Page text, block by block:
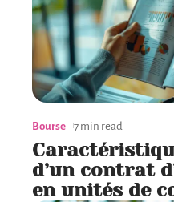
Bourse 7 min read
d’un contrat
en unités de